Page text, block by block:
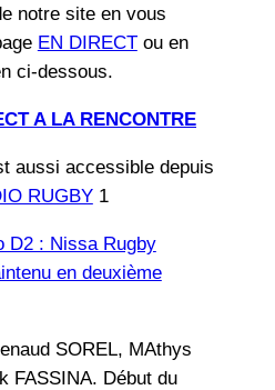
notre site en vous
EN DIRECTou en
ci-dessous.
A LA RENCONTRE
aussi accessible depuis
RUGBY1
D2 : Nissa Rugby
en deuxième
SOREL, MAthys
FASSINA. Début du